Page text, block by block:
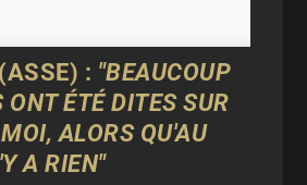
: "BEAUCOUP
ONT ÉTÉ DITES SUR
ALORS QU'AU
A RIEN"